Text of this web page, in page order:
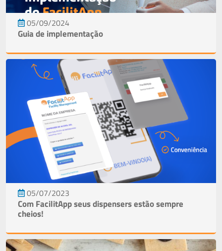
05/09/2024
Guia de implementação
05/07/2023
Com FacilitApp seus dispensers estão sempre
cheios!